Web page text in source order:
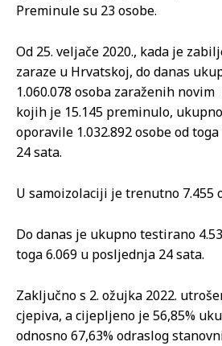
Preminule su 23 osobe.
Od 25. veljače 2020., kada je
zaraze u Hrvatskoj, do danas
1.060.078 osoba zaraženih
kojih je 15.145 preminulo,
oporavile 1.032.892 osobe od
24 sata.
U samoizolaciji je trenutno 7.455
Do danas je ukupno testirano
toga 6.069 u posljednja 24 sata.
Zaključno s 2. ožujka 2022.
cjepiva, a cijepljeno je 56,85%
odnosno 67,63% odraslog